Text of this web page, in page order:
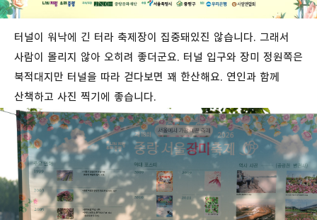
터널이 워낙에 긴 터라 축제장이 집중돼있진 않습니다. 그래서
사람이 몰리지 않아 오히려 좋더군요. 터널 입구와 장미 정원쪽은
북적대지만 터널을 따라 걷다보면 꽤 한산해요. 연인과 함께
산책하고 사진 찍기에 좋습니다.